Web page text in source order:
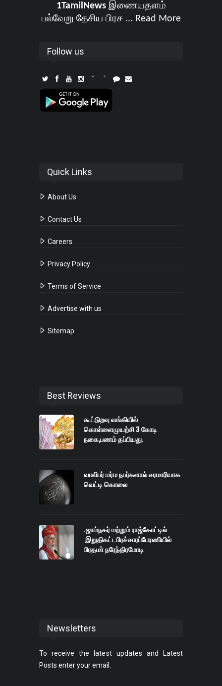
1TamilNewsஇணையதளம்
பல்வேறு தேசிய பிரச ... Read More
Follow us
Quick Links
About Us
Contact Us
Careers
Privacy Policy
Terms of Service
Advertise with us
Sitemap
Best Reviews
கூட்டுறவு வங்கியில்
கொள்ளைமுயற்சி 3 கோடி
நகை,பணம் தப்பியது.
வாலிபர் மர்ம நபர்களால் சரமாரியாக
வெட்டி கொலை
.ஜாம்நகர் மற்றும் ராஜ்கோட்டில்
இறுதிகட்டபிரச்சாரப்பேரணியில்
பிரதமா் நரேந்திரமோடி
Newsletters
To receive the latest updates and Latest
Posts enter your email.